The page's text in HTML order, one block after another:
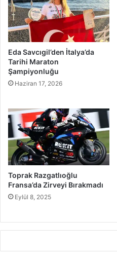
Eda Savcıgil’den İtalya’da
Tarihi Maraton
Şampiyonluğu
Haziran 17, 2026
Toprak Razgatlıoğlu
Fransa’da Zirveyi Bırakmadı
Eylül 8, 2025